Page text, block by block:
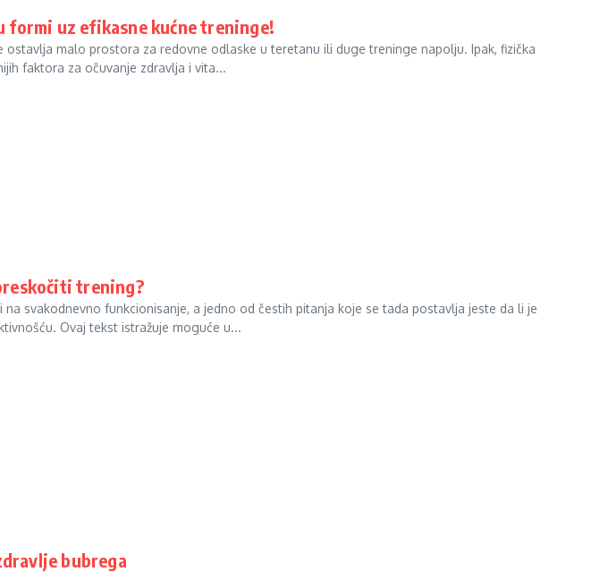
formi uz efikasne kućne treninge!
ostavlja malo prostora za redovne odlaske u teretanu ili duge treninge napolju. Ipak, fizička
faktora za očuvanje zdravlja i vita...
trening?
svakodnevno funkcionisanje, a jedno od čestih pitanja koje se tada postavlja jeste da li je
Ovaj tekst istražuje moguće u...
bubrega